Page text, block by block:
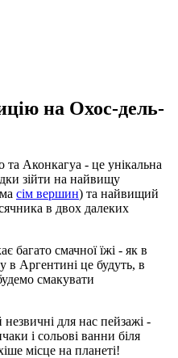
на Охос-дель-
Аконкагуа - це унікальна
зійти на найвищу
сім вершин) та найвищий
в двох далеких
багато смачної їжі - як в
в Аргентині це будуть, в
смакувати
для нас пейзажі -
і сольові ванни біля
місце на планеті!